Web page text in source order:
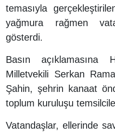
temasıyla
yağmura rağmen
gösterdi.
Basın açıklamasına
Milletvekili Serkan
Şahin, şehrin kanaat
toplum kuruluşu
Vatandaşlar, ellerinde